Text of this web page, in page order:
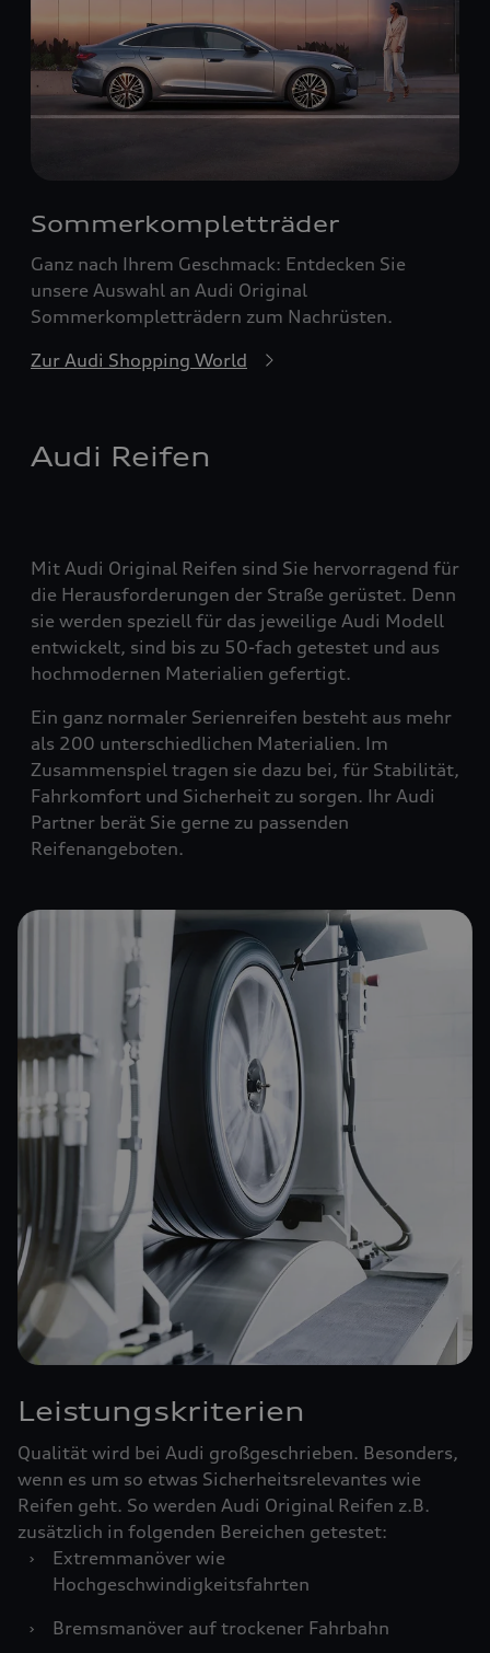
Sommerkompletträder
Ganz nach Ihrem Geschmack: Entdecken Sie
unsere Auswahl an Audi Original
Sommerkompletträdern zum Nachrüsten.
Zur Audi Shopping World
Audi Reifen
Mit Audi Original Reifen sind Sie hervorragend für
die Herausforderungen der Straße gerüstet. Denn
sie werden speziell für das jeweilige Audi Modell
entwickelt, sind bis zu 50-fach getestet und aus
hochmodernen Materialien gefertigt.
Ein ganz normaler Serienreifen besteht aus mehr
als 200 unterschiedlichen Materialien. Im
Zusammenspiel tragen sie dazu bei, für Stabilität,
Fahrkomfort und Sicherheit zu sorgen. Ihr Audi
Partner berät Sie gerne zu passenden
Reifenangeboten.
Leistungskriterien
Qualität wird bei Audi großgeschrieben. Besonders,
wenn es um so etwas Sicherheitsrelevantes wie
Reifen geht. So werden Audi Original Reifen z.B.
zusätzlich in folgenden Bereichen getestet:
›
Extremmanöver wie
Hochgeschwindigkeitsfahrten
›
Bremsmanöver auf trockener Fahrbahn